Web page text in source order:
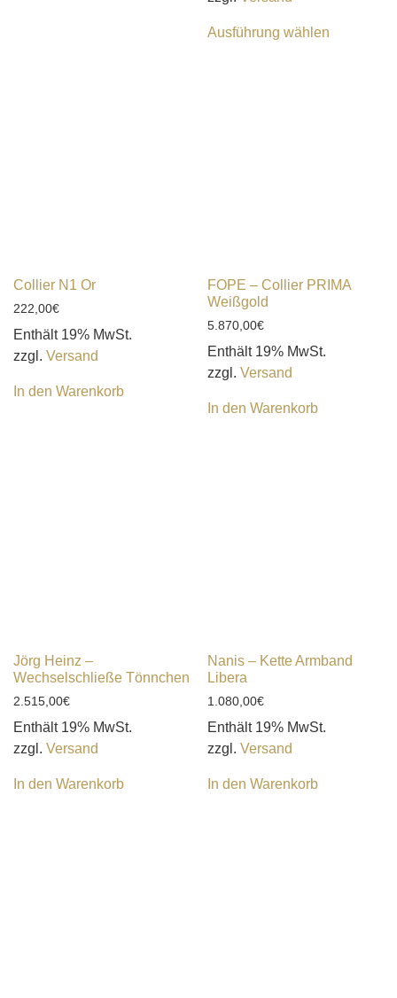
Ausführung wählen
Collier N1 Or
222,00€
Enthält 19% MwSt.
zzgl. Versand
In den Warenkorb
FOPE – Collier PRIMA
Weißgold
5.870,00€
Enthält 19% MwSt.
zzgl. Versand
In den Warenkorb
Jörg Heinz –
Wechselschließe Tönnchen
2.515,00€
Enthält 19% MwSt.
zzgl. Versand
In den Warenkorb
Nanis – Kette Armband
Libera
1.080,00€
Enthält 19% MwSt.
zzgl. Versand
In den Warenkorb